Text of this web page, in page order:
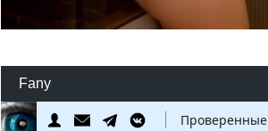
Fany
Проверенные